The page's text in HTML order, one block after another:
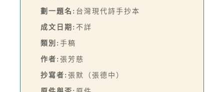
劃一題名: 台灣現代詩手抄本
成文日期: 不詳
類別: 手稿
作者: 張芳慈
抄寫者: 張默（張德中）